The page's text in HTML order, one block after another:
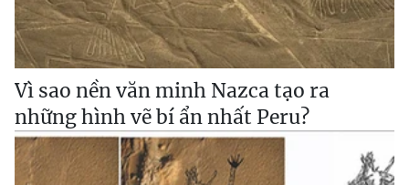
Vì sao nền văn minh Nazca tạo ra
những hình vẽ bí ẩn nhất Peru?